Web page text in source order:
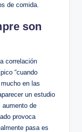
de comida.
son
correlación
“cuando
en las
un estudio
aumento de
provoca
pasa es